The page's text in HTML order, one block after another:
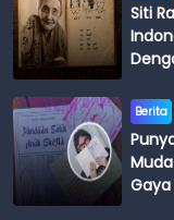
Siti
Berita
Gaya